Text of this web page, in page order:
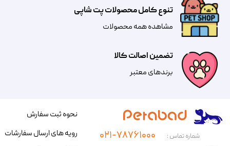
تضمین اصالت کالا
​​برندهای معتبر​​​​​​​
تنوع کامل محصولات پت شاپی
مشاهده همه محصولات
شماره تماس : ۰۲۱-۷۸۷۶۱۰۰۰
نحوه ثبت سفارش
رویه های ارسال سفارشات